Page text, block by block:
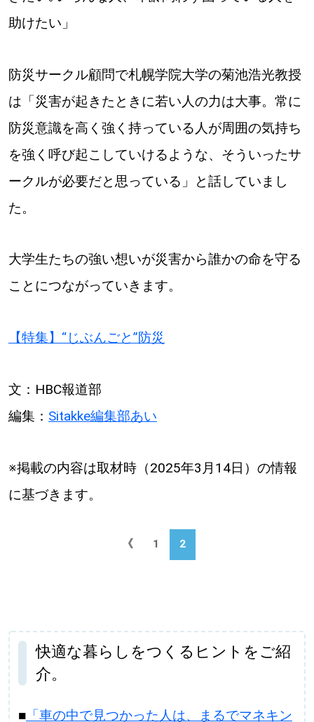
助けたい」
防災サークル顧問で札幌学院大学の菊池浩光教授
は「災害が起きたときに若い人の力は大事。常に
防災意識を高く強く持っている人が周囲の気持ち
を強く呼び起こしていけるような、そういったサ
ークルが必要だと思っている」と話していまし
た。
大学生たちの強い想いが災害から誰かの命を守る
ことにつながっていきます。
【特集】“じぶんごと”防災
文：HBC報道部
編集： Sitakke編集部あい
※掲載の内容は取材時（2025年3月14日）の情報
に基づきます。
《 1 2
快適な暮らしをつくるヒントをご紹
介。
■「車の中で見つかった人は、まるでマネキン